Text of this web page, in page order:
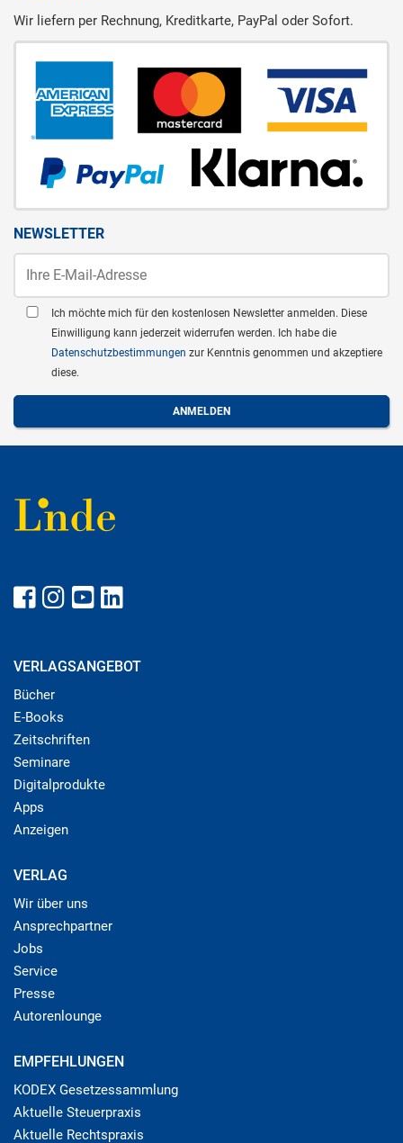
Wir liefern per Rechnung, Kreditkarte, PayPal oder Sofort.
NEWSLETTER
Ich möchte mich für den kostenlosen Newsletter anmelden. Diese
Einwilligung kann jederzeit widerrufen werden. Ich habe die
Datenschutzbestimmungen zur Kenntnis genommen und akzeptiere
diese.
VERLAGSANGEBOT
Bücher
E-Books
Zeitschriften
Seminare
Digitalprodukte
Apps
Anzeigen
VERLAG
Wir über uns
Ansprechpartner
Jobs
Service
Presse
Autorenlounge
EMPFEHLUNGEN
KODEX Gesetzessammlung
Aktuelle Steuerpraxis
Aktuelle Rechtspraxis